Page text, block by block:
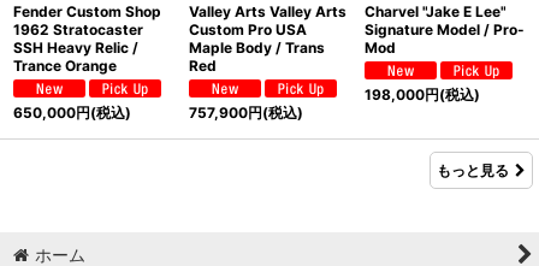
Fender Custom Shop
1962 Stratocaster
SSH Heavy Relic /
Trance Orange
650,000円(税込)
Valley Arts Valley Arts
Custom Pro USA
Maple Body / Trans
Red
757,900円(税込)
Charvel "Jake E Lee"
Signature Model / Pro-
Mod
198,000円(税込)
もっと見る
ホーム